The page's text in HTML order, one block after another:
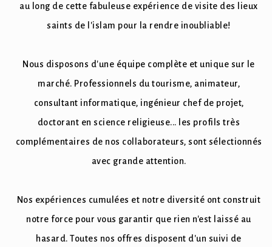
au long de cette fabuleuse expérience de visite des lieux
saints de l'islam pour la rendre inoubliable!
Nous disposons d'une équipe complète et unique sur le
marché. Professionnels du tourisme, animateur,
consultant informatique, ingénieur chef de projet,
doctorant en science religieuse... les profils très
complémentaires de nos collaborateurs, sont sélectionnés
avec grande attention.
Nos expériences cumulées et notre diversité ont construit
notre force pour vous garantir que rien n'est laissé au
hasard. Toutes nos offres disposent d'un suivi de